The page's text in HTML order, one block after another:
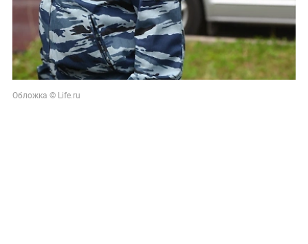
Обложка © Life.ru